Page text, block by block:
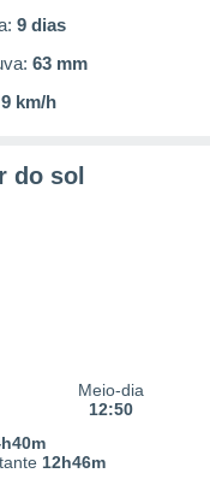
9 dias
63 mm
9 km/h
do sol
Meio-dia
12:50
12h46m